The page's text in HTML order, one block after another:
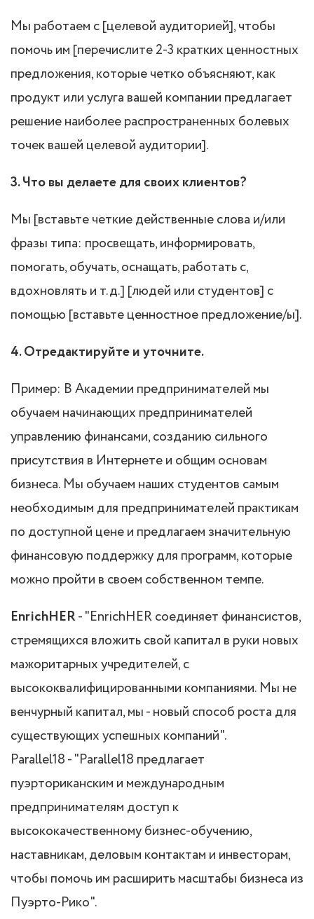
Мы работаем с [целевой аудиторией], чтобы
помочь им [перечислите 2-3 кратких ценностных
предложения, которые четко объясняют, как
продукт или услуга вашей компании предлагает
решение наиболее распространенных болевых
точек вашей целевой аудитории].
3. Что вы делаете для своих клиентов?
Мы [вставьте четкие действенные слова и/или
фразы типа: просвещать, информировать,
помогать, обучать, оснащать, работать с,
вдохновлять и т.д.] [людей или студентов] с
помощью [вставьте ценностное предложение/ы].
4. Отредактируйте и уточните.
Пример: В Академии предпринимателей мы
обучаем начинающих предпринимателей
управлению финансами, созданию сильного
присутствия в Интернете и общим основам
бизнеса. Мы обучаем наших студентов самым
необходимым для предпринимателей практикам
по доступной цене и предлагаем значительную
финансовую поддержку для программ, которые
можно пройти в своем собственном темпе.
EnrichHER- "EnrichHER соединяет финансистов,
стремящихся вложить свой капитал в руки новых
мажоритарных учредителей, с
высококвалифицированными компаниями. Мы не
венчурный капитал, мы - новый способ роста для
существующих успешных компаний".
Parallel18 - "Parallel18 предлагает
пуэрториканским и международным
предпринимателям доступ к
высококачественному бизнес-обучению,
наставникам, деловым контактам и инвесторам,
чтобы помочь им расширить масштабы бизнеса из
Пуэрто-Рико".